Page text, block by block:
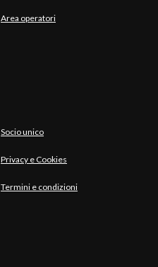
Area operatori
Socio unico
Privacy e Cookies
Termini e condizioni